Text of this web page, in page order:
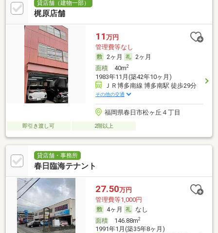
貸店舗（建物一部）
梶原店舗
11 万円
管理費等なし
2ヶ月
2ヶ月
面積40m2
1983年11月(築42年10ヶ月)
ＪＲ博多南線 博多南駅 徒歩29分
その他の交通
福岡県春日市松ヶ丘４丁目
即引き渡し可 2階以上
貸店舗・事務所
春日臨海テナント
27.50万円
管理費等1,000円
4ヶ月
なし
面積146.88m2
1991年1月(築35年8ヶ月)